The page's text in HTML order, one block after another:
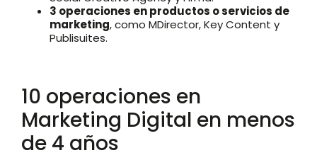
3 operaciones en productos o servicios de
marketing, como MDirector, Key Content y
Publisuites.
10 operaciones en
Marketing Digital en menos
de 4 años